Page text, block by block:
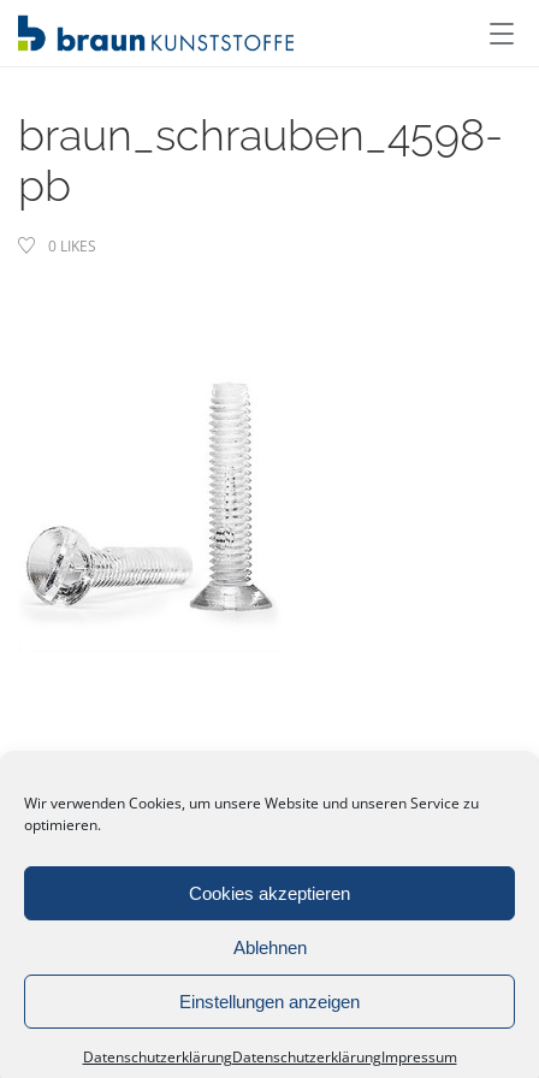
Wir verwenden Cookies, um unsere Website und unseren Service zu
optimieren.
Cookies akzeptieren
Ablehnen
Einstellungen anzeigen
DatenschutzerklärungDatenschutzerklärungImpressum
braun_schrauben_4598-
pb
0 LIKES